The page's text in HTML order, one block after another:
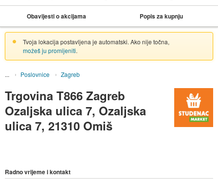
Obavijesti o akcijama Popis za kupnju
Tvoja lokacija postavljena je automatski. Ako nije točna,
možeš ju promijeniti.
Poslovnice Zagreb
Trgovina T866 Zagreb
Ozaljska ulica 7, Ozaljska
ulica 7, 21310 Omiš
Radno vrijeme i kontakt